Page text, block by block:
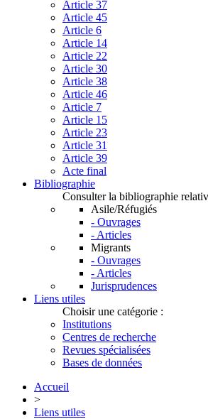
Article 37
Article 45
Article 6
Article 14
Article 22
Article 30
Article 38
Article 46
Article 7
Article 15
Article 23
Article 31
Article 39
Acte final
Bibliographie
Consulter la bibliographie
Asile/Réfugiés
- Ouvrages
- Articles
Migrants
- Ouvrages
- Articles
Jurisprudences
Liens utiles
Choisir une catégorie :
Institutions
Centres de recherche
Revues spécialisées
Bases de données
Accueil
>
Liens utiles